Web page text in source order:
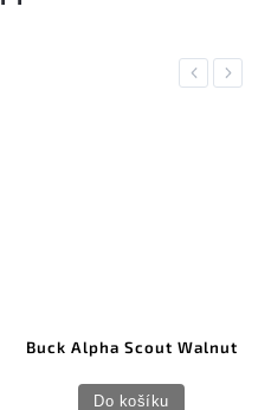
Previous
Buck Alpha Scout Walnut
Do košíku
Next